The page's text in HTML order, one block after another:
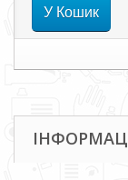
У Кошик